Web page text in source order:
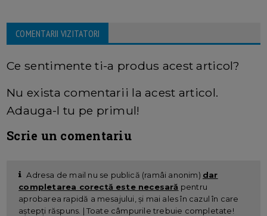
COMENTARII VIZITATORI
Ce sentimente ti-a produs acest articol?
Nu exista comentarii la acest articol.
Adauga-l tu pe primul!
Scrie un comentariu
Adresa de mail nu se publică (ramâi anonim) dar
completarea corectă este necesară pentru
aprobarea rapidă a mesajului, și mai ales în cazul în care
aștepți răspuns. | Toate câmpurile trebuie completate!